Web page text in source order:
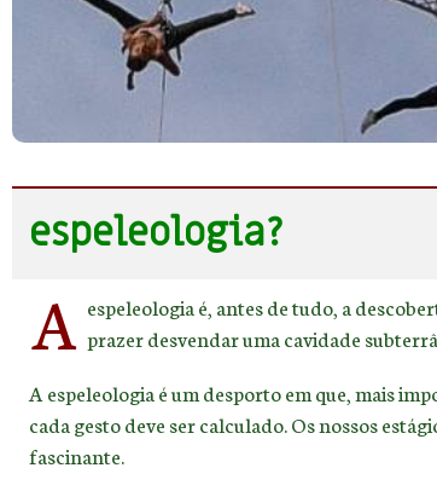
espeleologia?
A espeleologia é, antes de tudo, a
prazer desvendar uma cavidade
A espeleologia é um desporto em que, mais
cada gesto deve ser calculado. Os nossos
fascinante.